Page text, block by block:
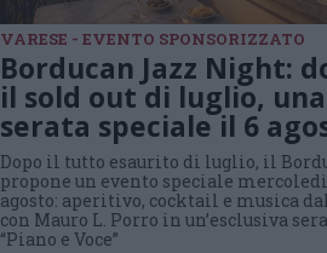
VARESE - EVENTO SPONSORIZZATO
Borducan Jazz Night:
il sold out di luglio, una
serata speciale il 6
Dopo il tutto esaurito di luglio, il
propone un evento speciale
agosto: aperitivo, cocktail e musica
con Mauro L. Porro in un’esclusiva
“Piano e Voce”